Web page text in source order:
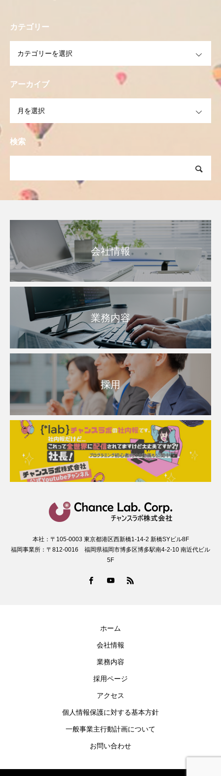
カテゴリー
アーカイブ
検索
会社情報
業務内容
採用
本社：〒105-0003 東京都港区西新橋1-14-2 新橋SYビル8F
福岡事業所：〒812-0016 福岡県福岡市博多区博多駅南4-2-10 南近代ビル
5F
ホーム
会社情報
業務内容
採用ページ
アクセス
個人情報保護に対する基本方針
一般事業主行動計画について
お問い合わせ